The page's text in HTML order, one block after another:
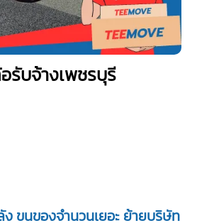
รับจ้างเพชรบุรี
ขนของจำนวนเยอะ ย้ายบริษัท